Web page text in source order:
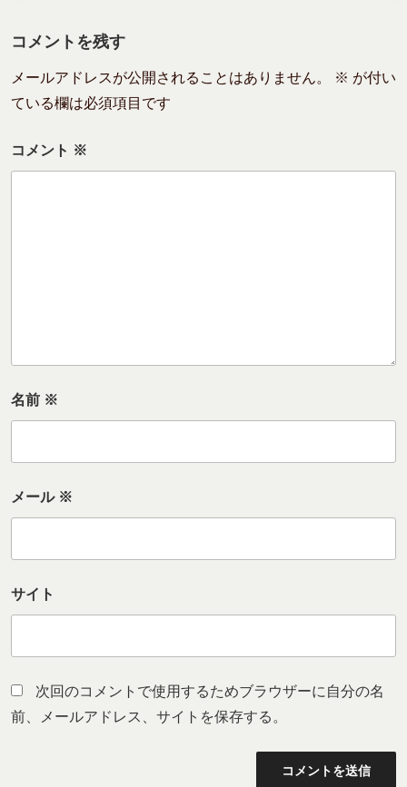
コメントを残す
メールアドレスが公開されることはありません。 ※ が付い
ている欄は必須項目です
コメント ※
名前 ※
メール ※
サイト
次回のコメントで使用するためブラウザーに自分の名
前、メールアドレス、サイトを保存する。